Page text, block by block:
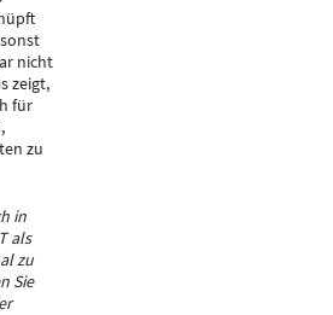
nicht
zeigt,
für
zu
in
als
zu
Sie